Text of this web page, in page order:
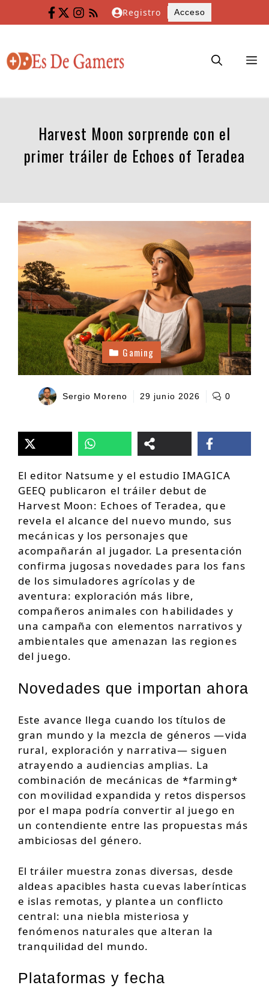
al
Registro Acceso
Harvest Moon sorprende con el
primer tráiler de Echoes of Teradea
Gaming
Sergio Moreno 29 junio 2026 0
El editor Natsume y el estudio IMAGICA
GEEQ publicaron el tráiler debut de
Harvest Moon: Echoes of Teradea, que
revela el alcance del nuevo mundo, sus
mecánicas y los personajes que
acompañarán al jugador. La presentación
confirma jugosas novedades para los fans
de los simuladores agrícolas y de
aventura: exploración más libre,
compañeros animales con habilidades y
una campaña con elementos narrativos y
ambientales que amenazan las regiones
del juego.
Novedades que importan ahora
Este avance llega cuando los títulos de
gran mundo y la mezcla de géneros —vida
rural, exploración y narrativa— siguen
atrayendo a audiencias amplias. La
combinación de mecánicas de *farming*
con movilidad expandida y retos dispersos
por el mapa podría convertir al juego en
un contendiente entre las propuestas más
ambiciosas del género.
El tráiler muestra zonas diversas, desde
aldeas apacibles hasta cuevas laberínticas
e islas remotas, y plantea un conflicto
central: una niebla misteriosa y
fenómenos naturales que alteran la
tranquilidad del mundo.
Plataformas y fecha